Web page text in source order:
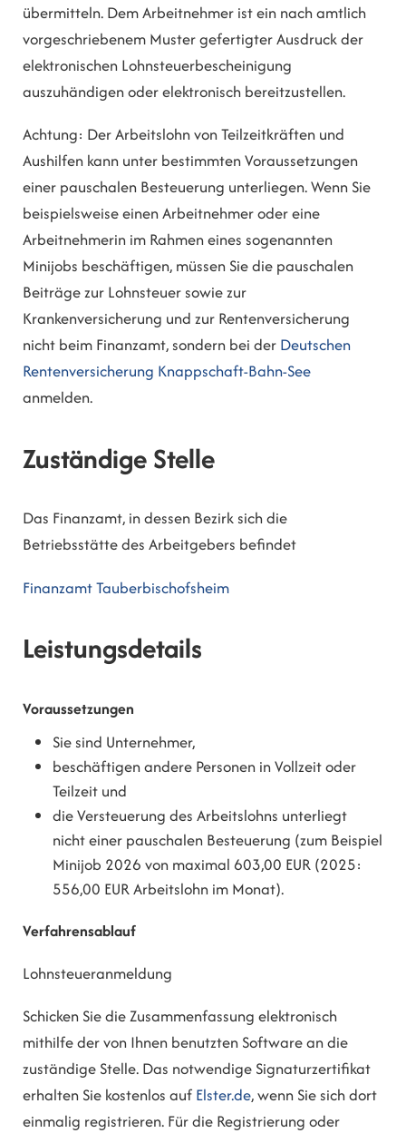
übermitteln. Dem Arbeitnehmer ist ein nach amtlich
vorgeschriebenem Muster gefertigter Ausdruck der
elektronischen Lohnsteuerbescheinigung
auszuhändigen oder elektronisch bereitzustellen.
Achtung: Der Arbeitslohn von Teilzeitkräften und
Aushilfen kann unter bestimmten Voraussetzungen
einer pauschalen Besteuerung unterliegen. Wenn Sie
beispielsweise einen Arbeitnehmer oder eine
Arbeitnehmerin im Rahmen eines sogenannten
Minijobs beschäftigen, müssen Sie die pauschalen
Beiträge zur Lohnsteuer sowie zur
Krankenversicherung und zur Rentenversicherung
nicht beim Finanzamt, sondern bei der Deutschen
Rentenversicherung Knappschaft-Bahn-See
anmelden.
Zuständige Stelle
Das Finanzamt, in dessen Bezirk sich die
Betriebsstätte des Arbeitgebers befindet
Finanzamt Tauberbischofsheim
Leistungsdetails
Voraussetzungen
Sie sind Unternehmer,
beschäftigen andere Personen in Vollzeit oder
Teilzeit und
die Versteuerung des Arbeitslohns unterliegt
nicht einer pauschalen Besteuerung (zum Beispiel
Minijob 2026 von maximal 603,00 EUR (2025:
556,00 EUR Arbeitslohn im Monat).
Verfahrensablauf
Lohnsteueranmeldung
Schicken Sie die Zusammenfassung elektronisch
mithilfe der von Ihnen benutzten Software an die
zuständige Stelle. Das notwendige Signaturzertifikat
erhalten Sie kostenlos auf Elster.de, wenn Sie sich dort
einmalig registrieren. Für die Registrierung oder